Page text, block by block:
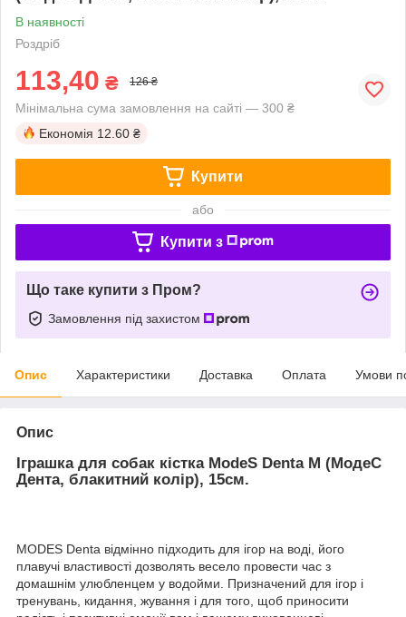
В наявності
Роздріб
113,40 ₴ 126 ₴
Мінімальна сума замовлення на сайті — 300 ₴
Економія 12.60 ₴
Купити
або
Купити з
Що таке купити з Пром?
Замовлення під захистом
Опис Характеристики Доставка Оплата Умови
Опис
Іграшка для собак кістка ModeS Denta M (МодеС
Дента, блакитний колір), 15см.
MODES Denta відмінно підходить для ігор на воді, його
плавучі властивості дозволять весело провести час з
домашнім улюбленцем у водойми. Призначений для ігор і
тренувань, кидання, жування і для того, щоб приносити